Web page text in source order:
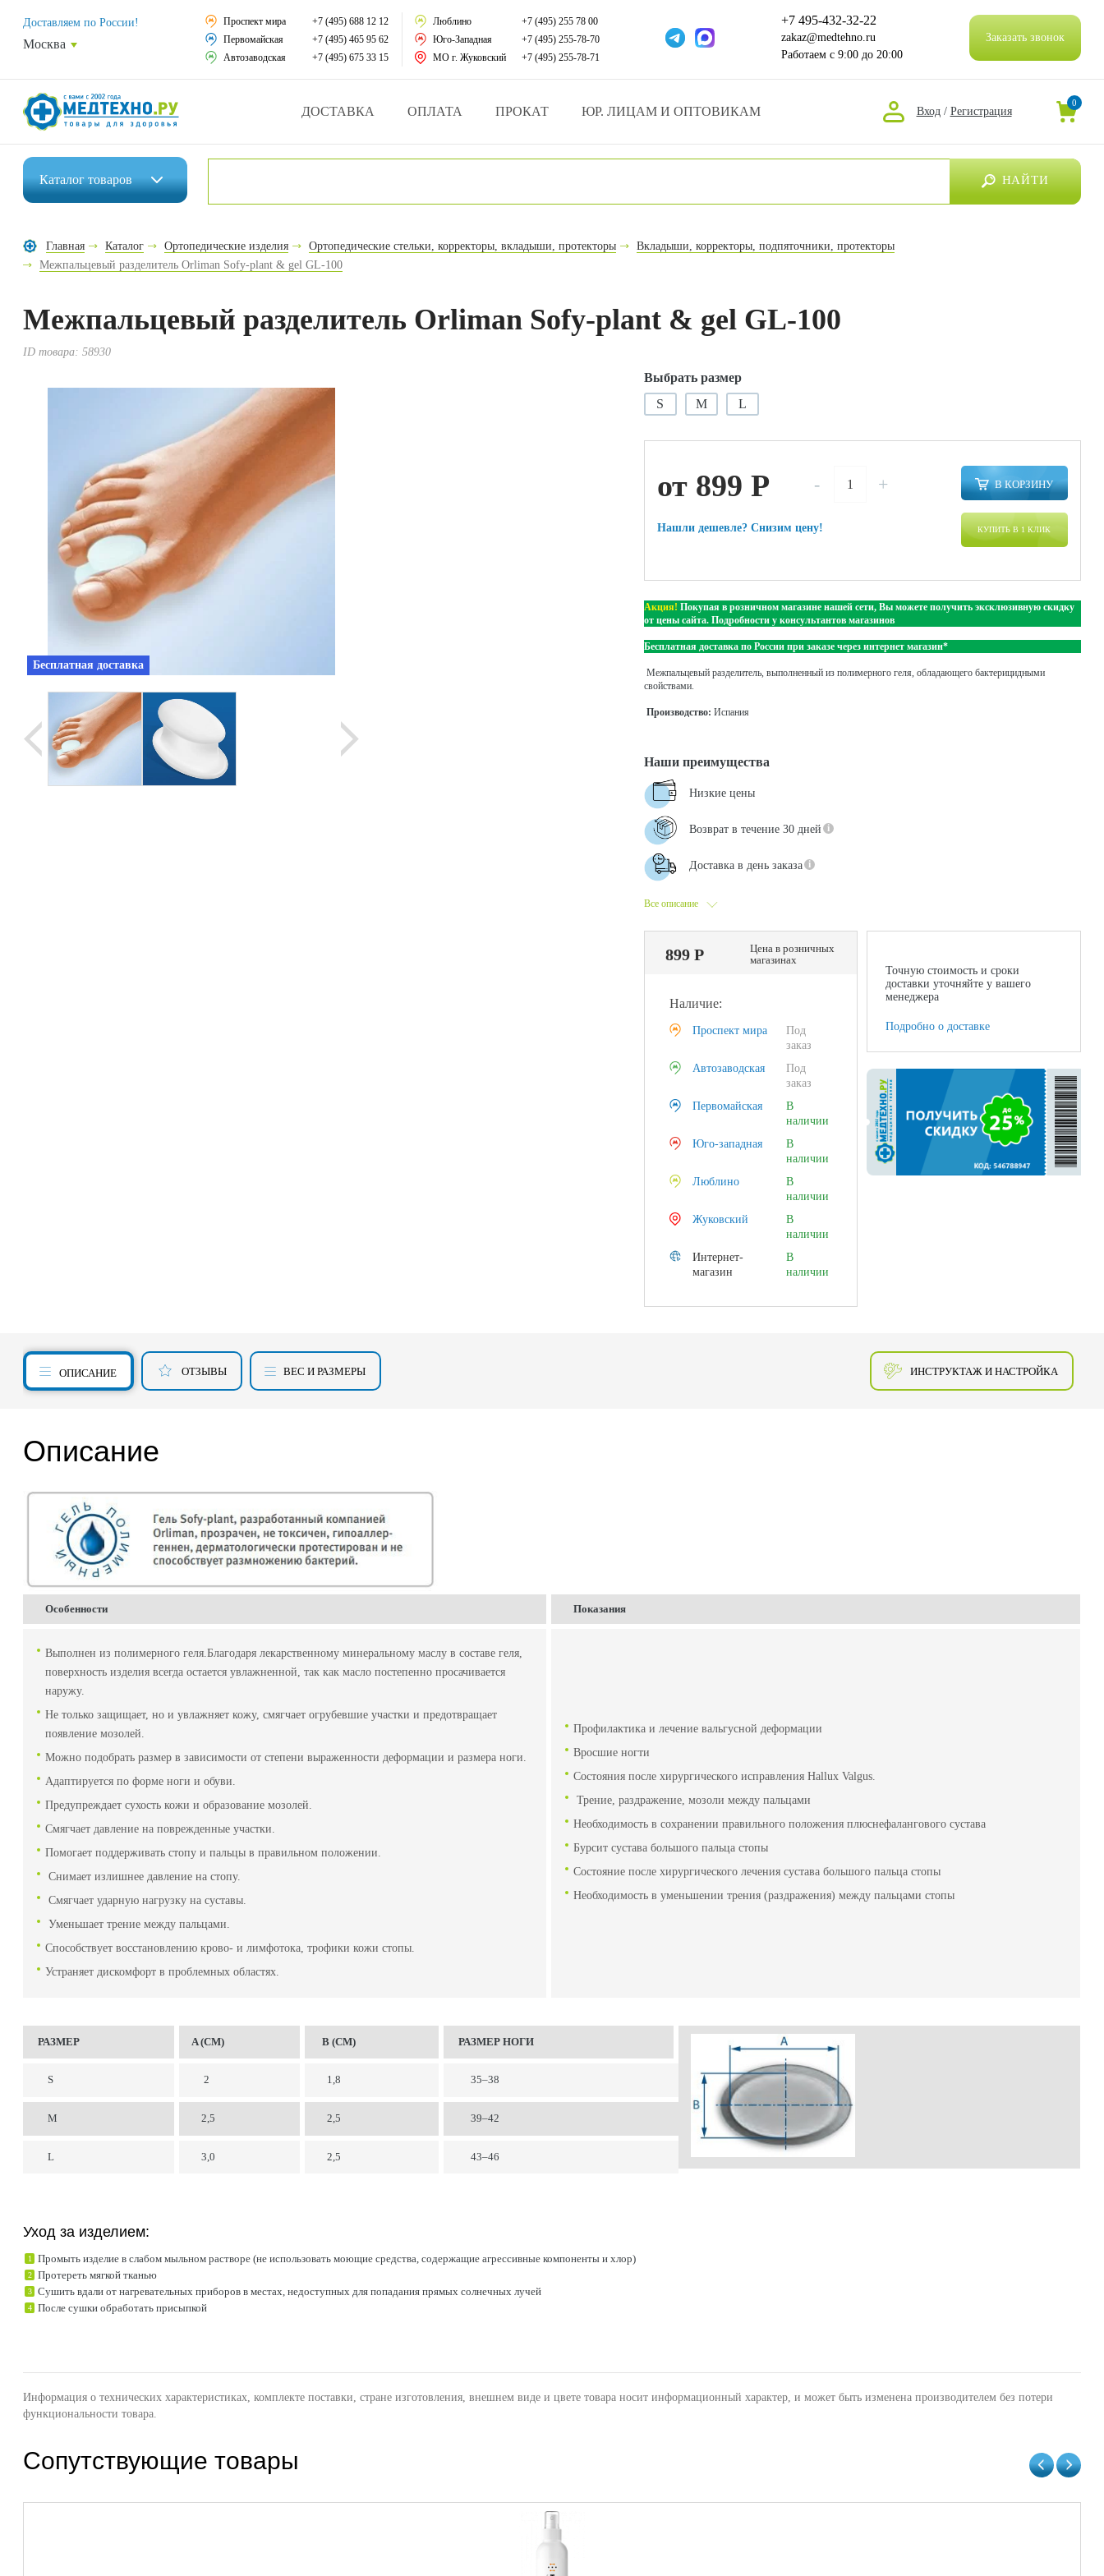
Средства реабилитации
Средства по уходу за больными
Домашняя медтехника
Товары для врачей и мед.учреждений
Уникальные и полезные товары
Прокат инвалидной техники
Доставляем по России!
Москва
Проспект мира
+7 (495) 688 12 12
Первомайская
+7 (495) 465 95 62
Автозаводская
+7 (495) 675 33 15
Люблино
+7 (495) 255 78 00
Юго-Западная
+7 (495) 255-78-70
МО г. Жуковский
+7 (495) 255-78-71
+7 495-432-32-22
zakaz@medtehno.ru
Работаем с 9:00 до 20:00
Заказать звонок
ДОСТАВКА ОПЛАТА ПРОКАТ ЮР. ЛИЦАМ И ОПТОВИКАМ Вход / Регистрация
0
Каталогтоваров
Средства реабилитации
Ортопедические изделия
Товары для красоты и здоровья
Товары для врачей и мед.учреждений
Уникальные и полезные товары
Распродажа
Уценка
Прокат инвалидной техники
НАЙТИ
Главная Каталог Ортопедические изделия Ортопедические стельки, корректоры, вкладыши, протекторы
Вкладыши, корректоры, подпяточники, протекторы
Межпальцевый разделитель Orliman Sofy-plant & gel GL-100
Межпальцевый разделитель Orliman Sofy-plant & gel GL-100
ID товара:58930
Бесплатная доставка
Выбрать размер
S
M L
от 899 P - + В КОРЗИНУ
КУПИТЬ В 1 КЛИК
Нашли дешевле? Снизим цену!
Акция! Покупая в розничном магазине нашей сети, Вы можете получить эксклюзивную скидку
от цены сайта. Подробности у консультантов магазинов
Бесплатная доставка по России при заказе через интернет магазин*
Межпальцевый разделитель, выполненный из полимерного геля, обладающего бактерицидными
свойствами.
Производство: Испания
Все описание
Наши преимущества
Низкие цены
Возврат в течение 30 дней
Доставка в день заказа
899 Р
Цена в розничных
магазинах
Наличие:
Проспект мира
Под
заказ
Автозаводская
Под
заказ
Первомайская
В
наличии
Юго-западная
В
наличии
Люблино
В
наличии
Жуковский
В
наличии
Интернет-
магазин
В
наличии
Точную стоимость и сроки
доставки уточняйте у вашего
менеджера
Подробно о доставке
ОПИСАНИЕ ОТЗЫВЫ ВЕС И РАЗМЕРЫ ИНСТРУКТАЖ И НАСТРОЙКА
Описание
Особенности Показания
Выполнен из полимерного геля.Благодаря лекарственному минеральному маслу в составе геля,
поверхность изделия всегда остается увлажненной, так как масло постепенно просачивается
наружу.
Не только защищает, но и увлажняет кожу, смягчает огрубевшие участки и предотвращает
появление мозолей.
Можно подобрать размер в зависимости от степени выраженности деформации и размера ноги.
Адаптируется по форме ноги и обуви.
Предупреждает сухость кожи и образование мозолей.
Смягчает давление на поврежденные участки.
Помогает поддерживать стопу и пальцы в правильном положении.
Снимает излишнее давление на стопу.
Смягчает ударную нагрузку на суставы.
Уменьшает трение между пальцами.
Способствует восстановлению крово- и лимфотока, трофики кожи стопы.
Устраняет дискомфорт в проблемных областях.
Профилактика и лечение вальгусной деформации
Вросшие ногти
Состояния после хирургического исправления Hallux Valgus.
Трение, раздражение, мозоли между пальцами
Необходимость в сохранении правильного положения плюснефалангового сустава
Бурсит сустава большого пальца стопы
Состояние после хирургического лечения сустава большого пальца стопы
Необходимость в уменьшении трения (раздражения) между пальцами стопы
РАЗМЕР A (CM) B (CM) РАЗМЕР НОГИ
S 2 1,8 35–38
M 2,5 2,5 39–42
L 3,0 2,5 43–46
Уход за изделием:
Промыть изделие в слабом мыльном растворе (не использовать моющие средства, содержащие агрессивные компоненты и хлор)
Протереть мягкой тканью
Сушить вдали от нагревательных приборов в местах, недоступных для попадания прямых солнечных лучей
После сушки обработать присыпкой
Информация о технических характеристиках, комплекте поставки, стране изготовления, внешнем виде и цвете товара носит информационный характер, и может быть изменена производителем без потери
функциональности товара.
Сопутствующие товары